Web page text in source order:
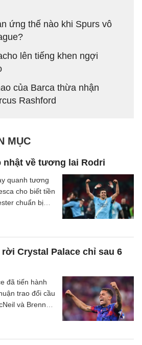
ứng thế nào khi Spurs vô
lên tiếng khen ngợi
của Barca thừa nhận
Rashford
MỤC
nhật về tương lai Rodri
quanh tương
cho biết tiền
chuẩn bị
Crystal Palace chỉ sau 6
đã tiến hành
trao đổi cầu
và Brennan